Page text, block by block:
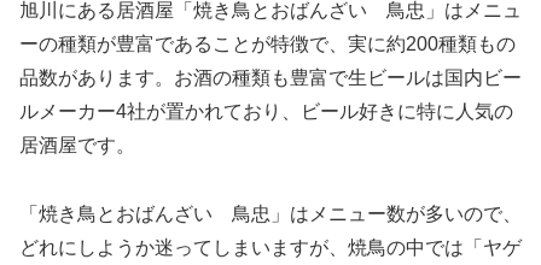
旭川にある居酒屋「焼き鳥とおばんざい 鳥忠」はメニュ
ーの種類が豊富であることが特徴で、実に約200種類もの
品数があります。お酒の種類も豊富で生ビールは国内ビー
ルメーカー4社が置かれており、ビール好きに特に人気の
居酒屋です。
「焼き鳥とおばんざい 鳥忠」はメニュー数が多いので、
どれにしようか迷ってしまいますが、焼鳥の中では「ヤゲ